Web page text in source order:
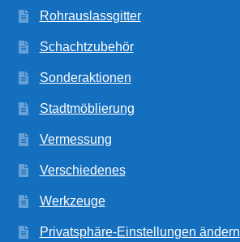
Rohrauslassgitter
Schachtzubehör
Sonderaktionen
Stadtmöblierung
Vermessung
Verschiedenes
Werkzeuge
Privatsphäre-Einstellungen ändern